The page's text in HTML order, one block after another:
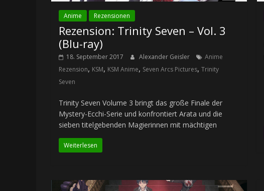
Anime Rezensionen
Rezension: Trinity Seven – Vol. 3
(Blu-ray)
18. September 2017 Alexander Geisler
Anime
Rezension, KSM, KSM Anime, Seven Arcs Pictures, Trinity
Seven
Trinity Seven Volume 3 bringt das große Finale der
Mystery-Ecchi-Serie und konfrontiert Arata und die
sieben titelgebenden Magierinnen mit mächtigen
Weiterlesen